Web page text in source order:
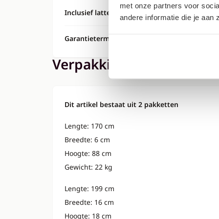
met onze partners voor
andere informatie die je aan
Inclusief lattenbodem Ja
Garantietermijn
Verpakking
Dit artikel bestaat uit 2 pakketten
Lengte: 170 cm
Breedte: 6 cm
Hoogte: 88 cm
Gewicht: 22 kg
Lengte: 199 cm
Breedte: 16 cm
Hoogte: 18 cm